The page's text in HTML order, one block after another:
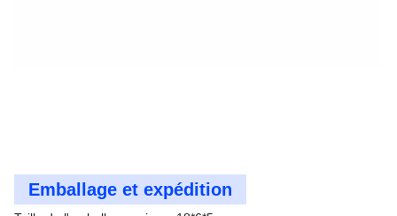
Emballage et expédition